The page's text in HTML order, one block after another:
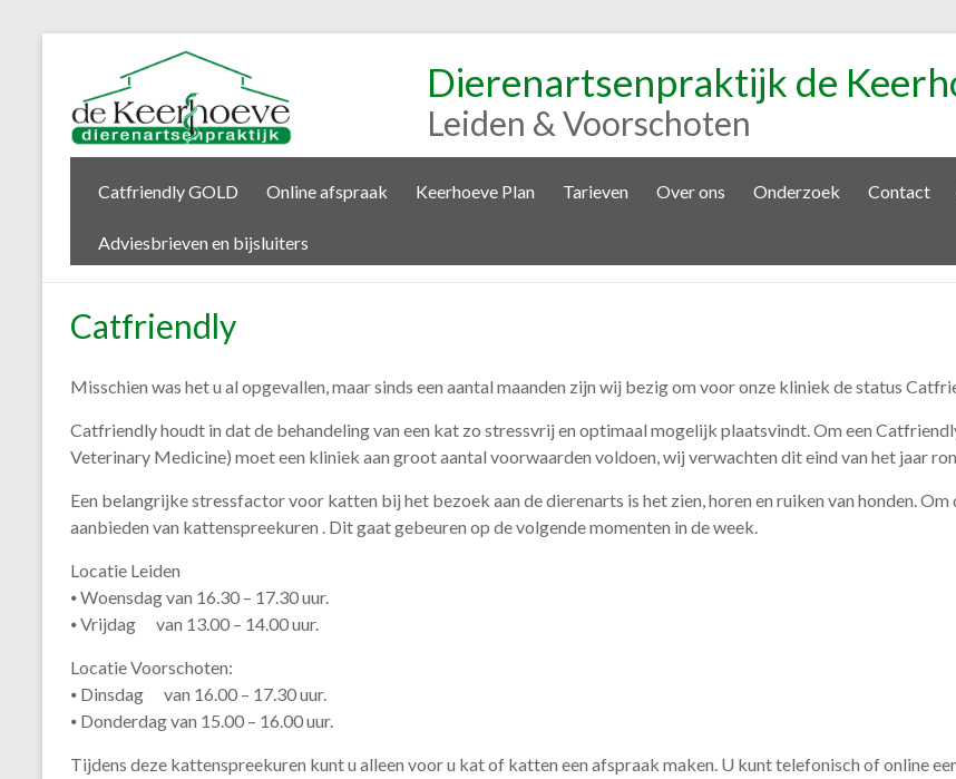
Dierenartsenpraktijk de
Leiden & Voorschoten
Catfriendly GOLD Online afspraak Keerhoeve Plan Tarieven Over ons Onderzoek Contact
Adviesbrieven en bijsluiters
Catfriendly
Misschien was het u al opgevallen, maar sinds een aantal maanden zijn wij bezig om voor onze kliniek de status
Catfriendly houdt in dat de behandeling van een kat zo stressvrij en optimaal mogelijk plaatsvindt. Om een
Veterinary Medicine) moet een kliniek aan groot aantal voorwaarden voldoen, wij verwachten dit eind van het jaar
Een belangrijke stressfactor voor katten bij het bezoek aan de dierenarts is het zien, horen en ruiken van honden.
aanbieden van kattenspreekuren . Dit gaat gebeuren op de volgende momenten in de week.
Locatie Leiden
⦁ Woensdag van 16.30 – 17.30 uur.
⦁ Vrijdag van 13.00 – 14.00 uur.
Locatie Voorschoten:
⦁ Dinsdag van 16.00 – 17.30 uur.
⦁ Donderdag van 15.00 – 16.00 uur.
Tijdens deze kattenspreekuren kunt u alleen voor u kat of katten een afspraak maken. U kunt telefonisch of online